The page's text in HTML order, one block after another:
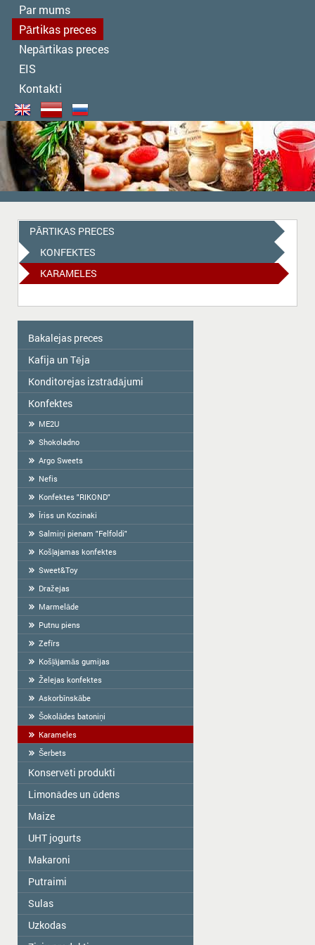
Par mums
Pārtikas preces
Nepārtikas preces
EIS
Kontakti
PĀRTIKAS PRECES
KONFEKTES
KARAMELES
Bakalejas preces
Colavita
Eļļa
Garšvielas
Sausās brokastis
Tortilla
Milti
Ciete, ķīselis, želeja
Kafija un Tēja
Tēja
KAFIJA
Konditorejas izstrādājumi
Ražots Latvijā roku darbs
Fasēti cepumi
Sveramie cepumi
Krekers
Prjaņiki
Salmiņi
Vafeles
Halva
BARANKAS
Konfektes
ME2U
Shokoladno
Argo Sweets
Nefis
Konfektes "RIKOND"
Īriss un Kozinaki
Salmiņi pienam "Felfoldi"
Košļajamas konfektes
Sweet&Toy
Dražejas
Marmelāde
Putnu piens
Zefīrs
Košļājamās gumijas
Želejas konfektes
Askorbīnskābe
Šokolādes batoniņi
Karameles
Šerbets
Konservēti produkti
Zelta Saule
Gospodarochka
Sladovsit
Baron
Balta Diena
Konservētas sēnes "Best time"
Konservētas sēnes "Mushroomoff"
MAMOS KONSERVAI
Sojuz Agro
Limonādes un ūdens
Vitamizu
Hi5
OKF
Varavīksne
Dzeramā ūdens "Aqua Future"
Maize
UHT jogurts
PASCUAL
Makaroni
Golden Dragon
Skorovarka
Sveramie
Putraimi
Zelta Saule kārbas
Zelta Saule paciņas
Ātri vāramās pārslas
Sulas
JAFFA
Nash Sik
Uzkodas